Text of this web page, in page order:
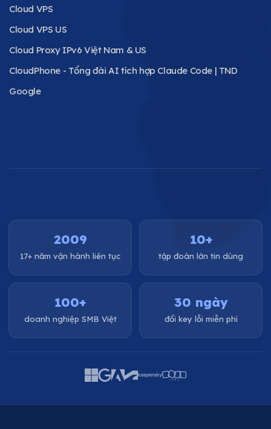
Cloud VPS
Cloud VPS US
Cloud Proxy IPv6 Việt Nam & US
CloudPhone - Tổng đài AI tích hợp Claude Code | TND
Google
2009
17+ năm vận hành liên tục
10+
tập đoàn lớn tin dùng
100+
doanh nghiệp SMB Việt
30 ngày
đổi key lỗi miễn phí